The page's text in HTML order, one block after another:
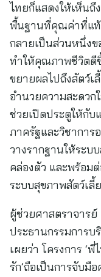
ไทยก็แสดงให้เห็นถึ
พื้นฐานที่คุณค่าที่แท้
กลายเป็นส่วนหนึ่งข
ทำให้คุณภาพชีวิตดี
ขยายผลไปถึงสัตว์เ
อำนวยความสะดวก
ช่วยเปิดประตูให้กับ
ภาครัฐและวิชาการ
วางรากฐานให้ระบ
คล่องตัว และพร้อม
ระบบสุขภาพสัตว์เลี้
ผู้ช่วยศาสตราจารย์
ประธานกรรมการ
เผยว่า โครงการ ‘
รัก’ถือเป็นการจับมื